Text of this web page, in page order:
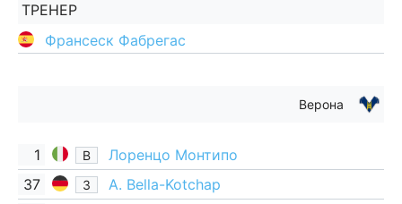
ТРЕНЕР
Франсеск Фабрегас
Верона
1 В
Лоренцо Монтипо
37
З
A. Bella-Kotchap